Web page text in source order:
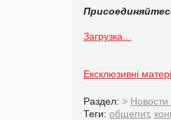
Загрузка...
Ексклюзивні
Раздел: >
Теги: общепит,